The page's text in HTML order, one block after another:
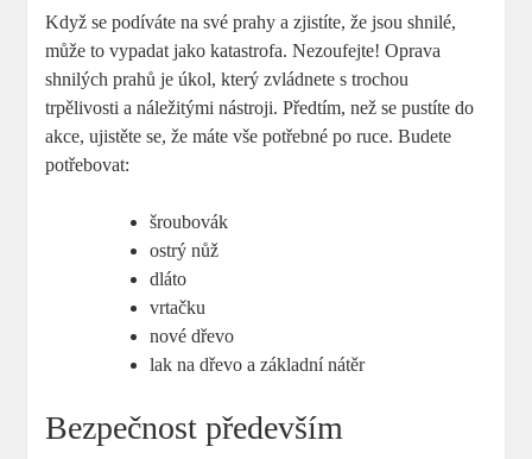
Když se podíváte na své prahy a zjistíte, že jsou shnilé,
může to vypadat jako katastrofa. Nezoufejte! Oprava
shnilých prahů je úkol, který zvládnete s trochou
trpělivosti a náležitými nástroji. Předtím, než se pustíte do
akce, ujistěte se, že máte vše potřebné po ruce. Budete
potřebovat:
šroubovák
ostrý nůž
dláto
vrtačku
nové dřevo
lak na dřevo a základní nátěr
Bezpečnost především